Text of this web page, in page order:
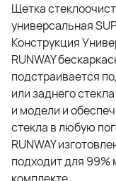
Щетка
универсальная
Конструкция
RUNWAY
подстраивается
или заднего
и модели и
стекла в любую
RUNWAY
подходит для 99%